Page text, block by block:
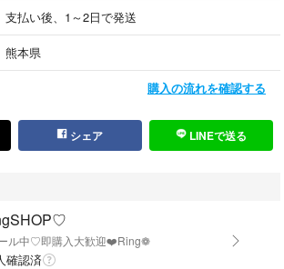
支払い後、1～2日で発送
熊本県
購入の流れを確認する
シェア LINEで送る
ル中♡即購入大歓迎❤️Ring❁
確認済